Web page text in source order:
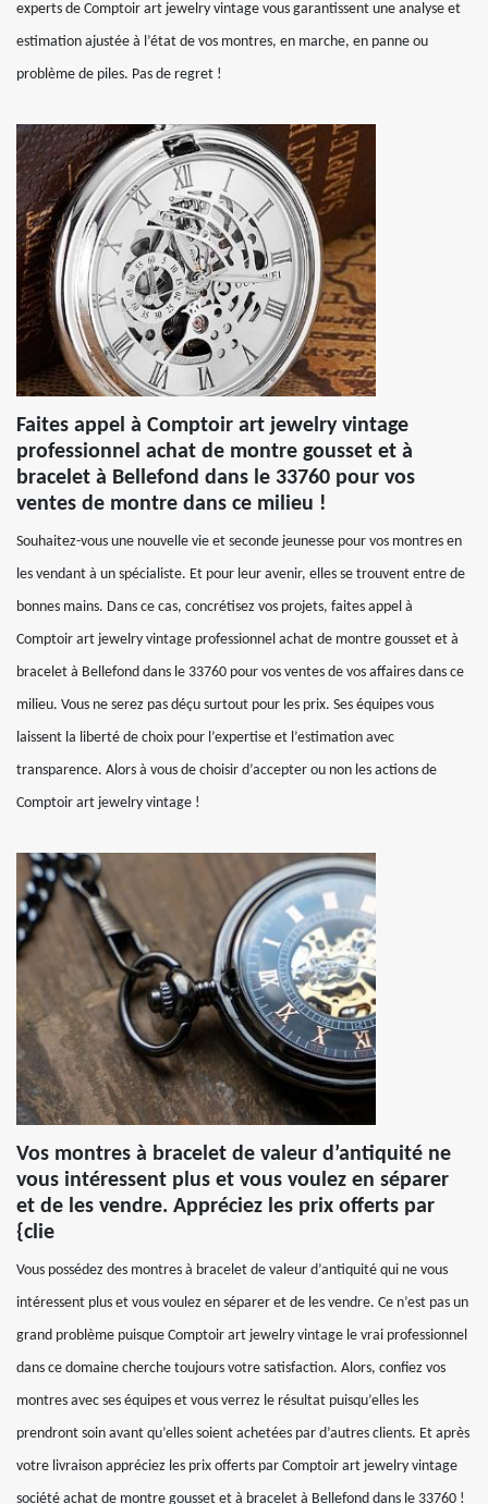
experts de Comptoir art jewelry vintage vous garantissent une analyse et
estimation ajustée à l’état de vos montres, en marche, en panne ou
problème de piles. Pas de regret !
Faites appel à Comptoir art jewelry vintage
professionnel achat de montre gousset et à
bracelet à Bellefond dans le 33760 pour vos
ventes de montre dans ce milieu !
Souhaitez-vous une nouvelle vie et seconde jeunesse pour vos montres en
les vendant à un spécialiste. Et pour leur avenir, elles se trouvent entre de
bonnes mains. Dans ce cas, concrétisez vos projets, faites appel à
Comptoir art jewelry vintage professionnel achat de montre gousset et à
bracelet à Bellefond dans le 33760 pour vos ventes de vos affaires dans ce
milieu. Vous ne serez pas déçu surtout pour les prix. Ses équipes vous
laissent la liberté de choix pour l’expertise et l’estimation avec
transparence. Alors à vous de choisir d’accepter ou non les actions de
Comptoir art jewelry vintage !
Vos montres à bracelet de valeur d’antiquité ne
vous intéressent plus et vous voulez en séparer
et de les vendre. Appréciez les prix offerts par
{clie
Vous possédez des montres à bracelet de valeur d’antiquité qui ne vous
intéressent plus et vous voulez en séparer et de les vendre. Ce n’est pas un
grand problème puisque Comptoir art jewelry vintage le vrai professionnel
dans ce domaine cherche toujours votre satisfaction. Alors, confiez vos
montres avec ses équipes et vous verrez le résultat puisqu’elles les
prendront soin avant qu’elles soient achetées par d’autres clients. Et après
votre livraison appréciez les prix offerts par Comptoir art jewelry vintage
société achat de montre gousset et à bracelet à Bellefond dans le 33760 !